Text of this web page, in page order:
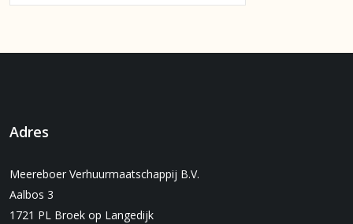
Adres
Meereboer Verhuurmaatschappij B.V.
Aalbos 3
1721 PL Broek op Langedijk